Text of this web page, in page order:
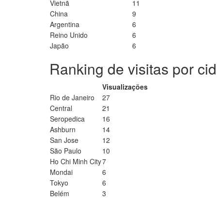
Vietnã
11
China
9
Argentina
6
Reino Unido
6
Japão
6
Ranking de visitas por
Visualizações
Rio de Janeiro
27
Central
21
Seropedica
16
Ashburn
14
San Jose
12
São Paulo
10
Ho Chi Minh City7
Mondai
6
Tokyo
6
Belém
3